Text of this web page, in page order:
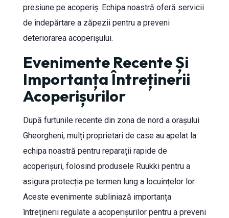
presiune pe acoperiș. Echipa noastră oferă servicii
de îndepărtare a zăpezii pentru a preveni
deteriorarea acoperișului.
Evenimente Recente Și
Importanța Întreținerii
Acoperișurilor
După furtunile recente din zona de nord a orașului
Gheorgheni, mulți proprietari de case au apelat la
echipa noastră pentru reparații rapide de
acoperișuri, folosind produsele Ruukki pentru a
asigura protecția pe termen lung a locuințelor lor.
Aceste evenimente subliniază importanța
întreținerii regulate a acoperișurilor pentru a preveni